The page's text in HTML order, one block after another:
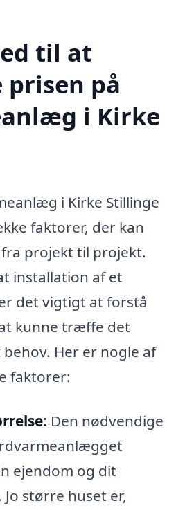
til at
prisen på
i Kirke
i Kirke Stillinge
faktorer, der kan
projekt til projekt.
installation af et
det vigtigt at forstå
kunne træffe det
Her er nogle af
faktorer:
Den nødvendige
ejendom og dit
større huset er,